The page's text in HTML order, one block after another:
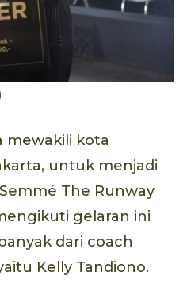
mewakili kota
untuk menjadi
The Runway
gelaran ini
dari coach
Kelly Tandiono.